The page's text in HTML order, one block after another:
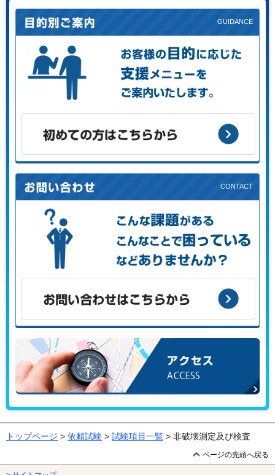
お客様の目的に応じた支援メニューをご案内します。
初めての方はこちらから
こんな課題がある、こんなことで困っている、などありませ
お問い合わせはこちらから
トップページ > 依頼試験 > 試験項目一覧 > 非破壊測定及び検査
ページの先頭へ戻る